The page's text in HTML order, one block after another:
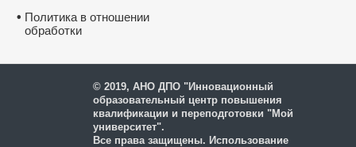
• Политика в отношении
обработки
© 2019, АНО ДПО "Инновационный
образовательный центр повышения
квалификации и переподготовки "Мой
университет".
Все права защищены. Использование